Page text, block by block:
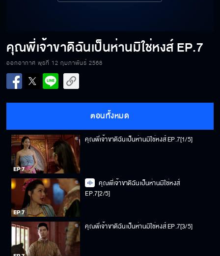
คุณพี่เจ้าขาดิฉันเป็นห่านมิใช่หงส์EP.7
ออกอากาศ พุธที่ 12 กุมภาพันธ์ 2568
ตอนทั้งหมด
คุณพี่เจ้าขาดิฉันเป็นห่านมิใช่หงส์ EP.7[1/5]
คุณพี่เจ้าขาดิฉันเป็นห่านมิใช่หงส์
EP.7[2/5]
คุณพี่เจ้าขาดิฉันเป็นห่านมิใช่หงส์ EP.7[3/5]